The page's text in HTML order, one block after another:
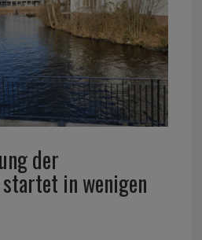
der
in wenigen